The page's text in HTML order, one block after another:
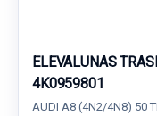
ELEVALUNAS
4K0959801
AUDI A8 (4N2/4N8) 50